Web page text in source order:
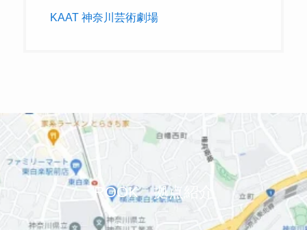
KAAT 神奈川芸術劇場
ROOK 拠点紹介